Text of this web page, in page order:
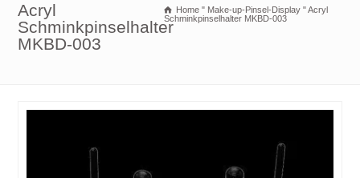
Acryl
Schminkpinselhalter
MKBD-003
Home " Make-up-Pinsel-Display "Acryl
Schminkpinselhalter MKBD-003